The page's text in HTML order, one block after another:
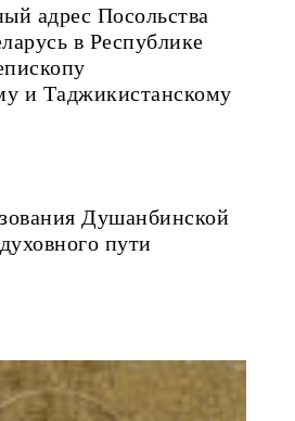
адрес Посольства
в Республике
и Таджикистанскому
Душанбинской
пути